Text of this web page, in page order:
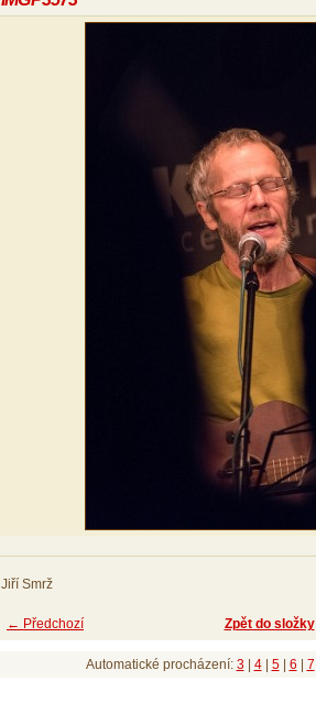
Jiří Smrž
← Předchozí Zpět do složky
Automatické procházení: 3| 4| 5| 6 7